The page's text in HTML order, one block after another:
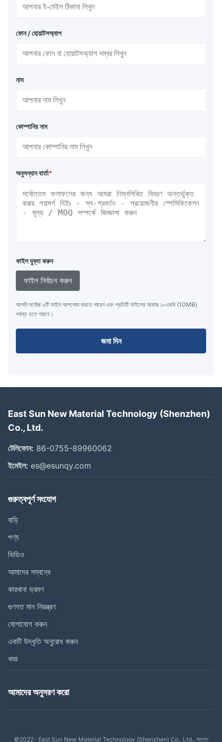
ফোন / হোয়াটসঅ্যাপ
নাম
কোম্পানির নাম
অনুসন্ধান বার্তা*
ফাইল যুক্ত করুন
ফাইল নির্বাচন করুন
আপনি সর্বোচ্চ ৫টি ফাইল আপলোড করতে পারেন এবং প্রতিটি ফাইলের আকার ১০এমবি (10MB)
পর্যন্ত হতে পারবে।
জমা দিন
East Sun New Material Technology (Shenzhen)
Co., Ltd.
টেলিফোন: 86-0755-89960062
ইমেইল: es@esunqy.com
গুরুত্বপূর্ণ সংযোগ
বাড়ি
পণ্য
ভিডিও
আমাদের সম্বন্ধে
কারখানা ভ্রমণ
গুণগত মান নিয়ন্ত্রণ
যোগাযোগ করুন
একটি উদ্ধৃতি অনুরোধ করুন
খবর
আমাদের অনুসরণ করো
©2022- East Sun New Material Technology (Shenzhen) Co., Ltd.. সমস্ত